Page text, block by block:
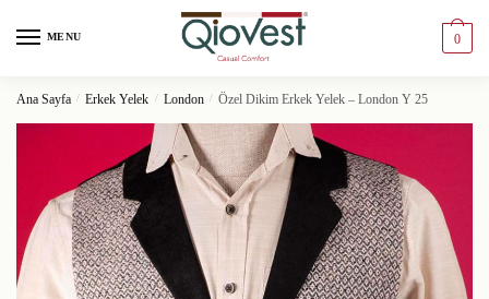
MENU 0
Ana Sayfa / Erkek Yelek / London / Özel Dikim Erkek Yelek – London Y 25